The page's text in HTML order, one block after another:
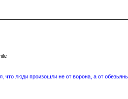
люди произошли не от ворона, а от